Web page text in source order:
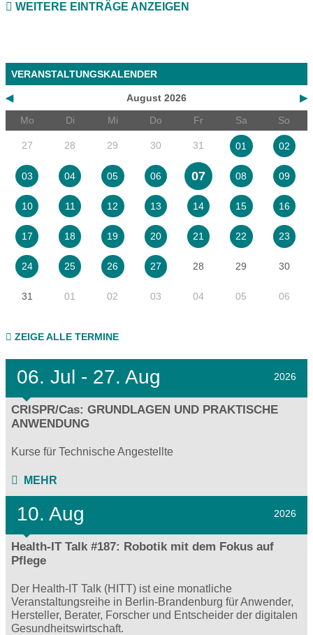
WEITERE EINTRÄGE ANZEIGEN
VERANSTALTUNGSKALENDER
◀ ▶
August 2026
Mo
Di Mi Do Fr Sa So
27 28 29 30 31 01 02
03 04 05 06 07 08 09
10 11 12 13 14 15 16
17 18 19 20 21 22 23
24 25 26 27 28 29 30
31 01 02 03 04 05 06
ZEIGE ALLE TERMINE
06. Jul - 27. Aug 2026
CRISPR/Cas: GRUNDLAGEN UND PRAKTISCHE
ANWENDUNG
Kurse für Technische Angestellte
MEHR
10. Aug 2026
Health-IT Talk #187: Robotik mit dem Fokus auf
Pflege
Der Health-IT Talk (HITT) ist eine monatliche
Veranstaltungsreihe in Berlin-Brandenburg für Anwender,
Hersteller, Berater, Forscher und Entscheider der digitalen
Gesundheitswirtschaft.